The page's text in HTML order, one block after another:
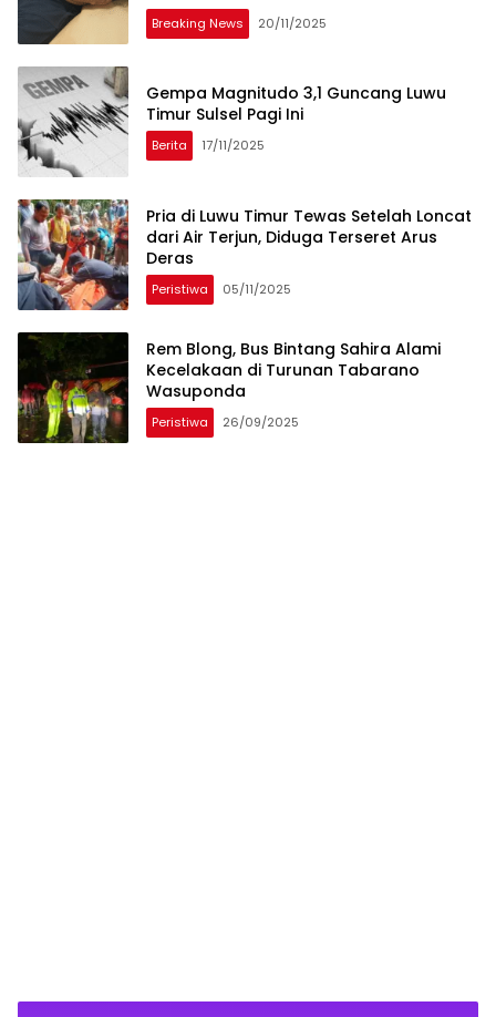
Breaking News 20/11/2025
Gempa Magnitudo 3,1 Guncang Luwu
Timur Sulsel Pagi Ini
Berita 17/11/2025
Pria di Luwu Timur Tewas Setelah Loncat
dari Air Terjun, Diduga Terseret Arus
Deras
Peristiwa 05/11/2025
Rem Blong, Bus Bintang Sahira Alami
Kecelakaan di Turunan Tabarano
Wasuponda
Peristiwa 26/09/2025